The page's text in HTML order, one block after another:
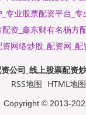
专业股票配资平台_
资_鑫东财有名杨方
资网络炒股_配资网_配
公司_线上股票配资
RSS地图 HTML地图
Copyright © 2013-